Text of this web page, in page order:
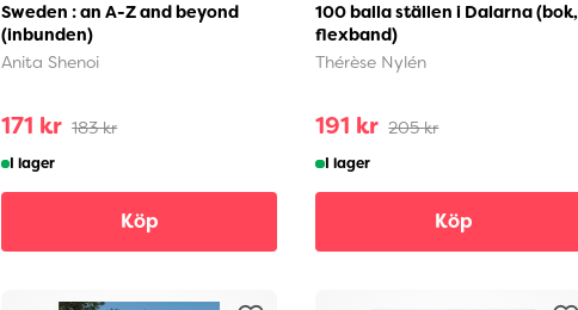
Sweden : an A-Z and beyond
(inbunden)
Anita Shenoi
171 kr 183 kr
I lager
Köp
100 balla ställen i Dalarna (bok,
flexband)
Thérèse Nylén
191 kr 205 kr
I lager
Köp